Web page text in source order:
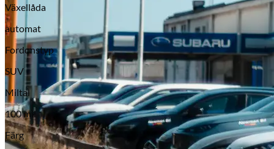
Serviceverkstad
Växellåda
automat
Fordonstyp
SUV
Miltal
100 mil
Färg